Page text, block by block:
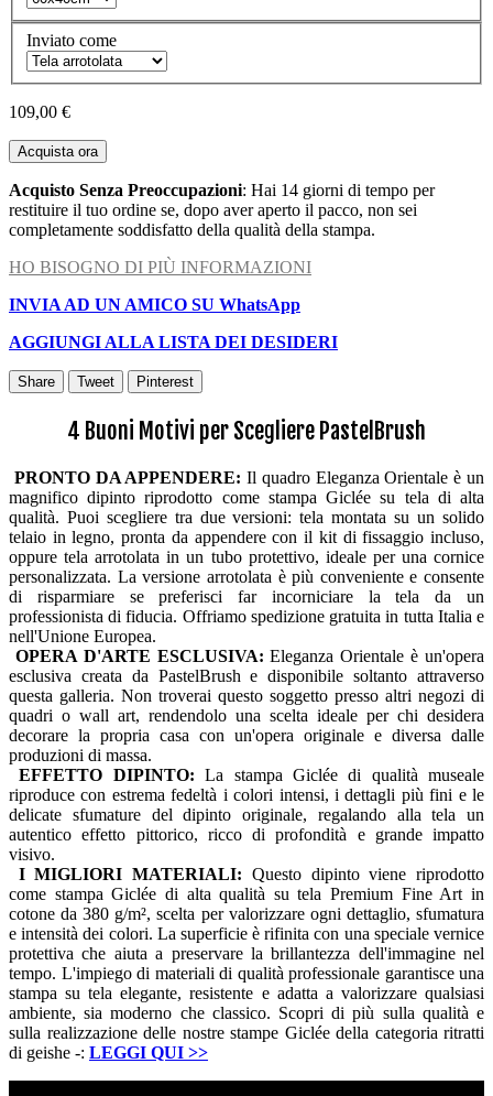
Inviato come
109,00 €
Acquista ora
Acquisto Senza Preoccupazioni: Hai 14 giorni di tempo per
restituire il tuo ordine se, dopo aver aperto il pacco, non sei
completamente soddisfatto della qualità della stampa.
HO BISOGNO DI PIÙ INFORMAZIONI
INVIA AD UN AMICO SU WhatsApp
AGGIUNGI ALLA LISTA DEI DESIDERI
Share Tweet Pinterest
4 Buoni Motivi per Scegliere PastelBrush
PRONTO DA APPENDERE:Il quadro Eleganza Orientale è un
magnifico dipinto riprodotto come stampa Giclée su tela di alta
qualità. Puoi scegliere tra due versioni: tela montata su un solido
telaio in legno, pronta da appendere con il kit di fissaggio incluso,
oppure tela arrotolata in un tubo protettivo, ideale per una cornice
personalizzata. La versione arrotolata è più conveniente e consente
di risparmiare se preferisci far incorniciare la tela da un
professionista di fiducia. Offriamo spedizione gratuita in tutta Italia e
nell'Unione Europea.
OPERA D'ARTE ESCLUSIVA:Eleganza Orientale è un'opera
esclusiva creata da PastelBrush e disponibile soltanto attraverso
questa galleria. Non troverai questo soggetto presso altri negozi di
quadri o wall art, rendendolo una scelta ideale per chi desidera
decorare la propria casa con un'opera originale e diversa dalle
produzioni di massa.
EFFETTO DIPINTO: La stampa Giclée di qualità museale
riproduce con estrema fedeltà i colori intensi, i dettagli più fini e le
delicate sfumature del dipinto originale, regalando alla tela un
autentico effetto pittorico, ricco di profondità e grande impatto
visivo.
I MIGLIORI MATERIALI: Questo dipinto viene riprodotto
come stampa Giclée di alta qualità su tela Premium Fine Art in
cotone da 380 g/m², scelta per valorizzare ogni dettaglio, sfumatura
e intensità dei colori. La superficie è rifinita con una speciale vernice
protettiva che aiuta a preservare la brillantezza dell'immagine nel
tempo. L'impiego di materiali di qualità professionale garantisce una
stampa su tela elegante, resistente e adatta a valorizzare qualsiasi
ambiente, sia moderno che classico. Scopri di più sulla qualità e
sulla realizzazione delle nostre stampe Giclée della categoria ritratti
di geishe -: LEGGI QUI >>